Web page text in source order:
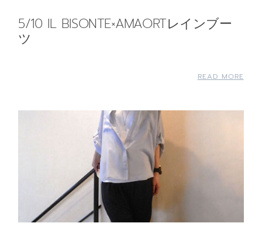
5/10 IL BISONTE×AMAORTレインブー
ツ
READ MORE